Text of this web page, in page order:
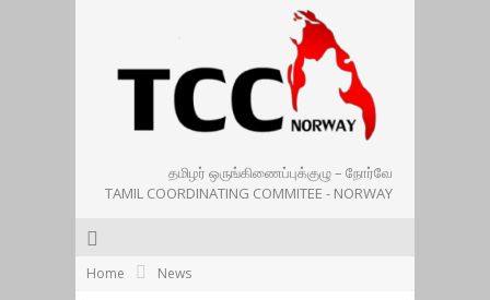
தமிழர் ஒருங்கிணைப்புக்குழு – நோர்வே
TAMIL COORDINATING COMMITEE - NORWAY
Home News